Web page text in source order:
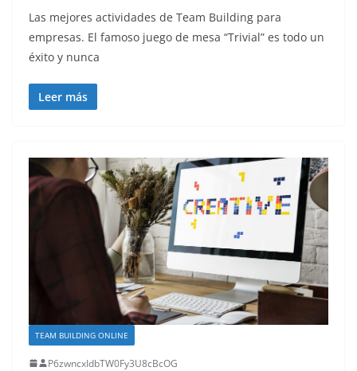
Las mejores actividades de Team Building para
empresas. El famoso juego de mesa “Trivial” es todo un
éxito y nunca
Leer más
TEAM BUILDING ONLINE
P6zwncxIdbTW0Fy3U8cBcOG